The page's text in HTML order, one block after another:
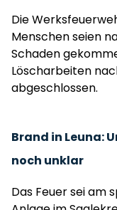
Die
Menschen seien
Schaden
Löscharbeiten
abgeschlossen.
Brand in Leuna:
noch unklar
Das Feuer sei am